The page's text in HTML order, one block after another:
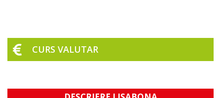
CURS VALUTAR